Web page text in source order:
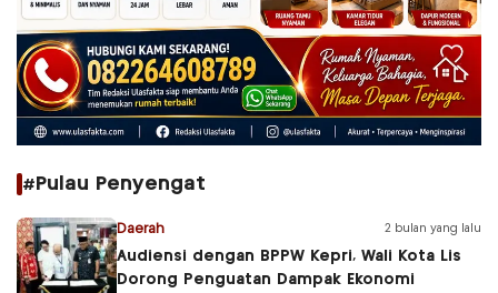
#Pulau Penyengat
Daerah 2 bulan yang lalu
Audiensi dengan BPPW Kepri, Wali Kota Lis
Dorong Penguatan Dampak Ekonomi